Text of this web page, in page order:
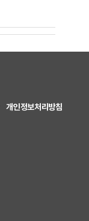
개인정보처리방침